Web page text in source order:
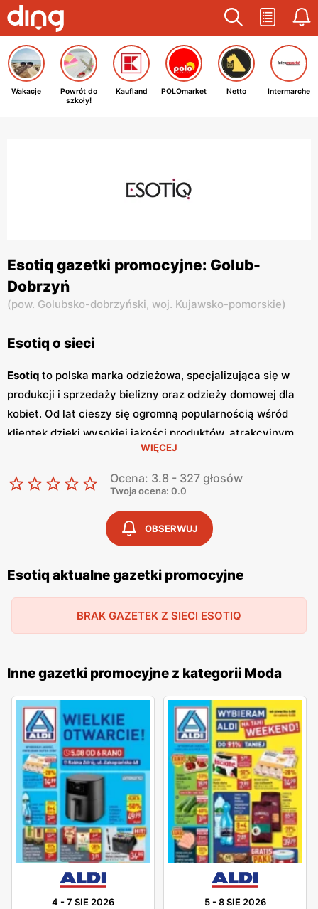
Wakacje
Powrót do
szkoły!
Kaufland POLOmarket Netto Intermarche
Esotiq gazetki promocyjne: Golub-
Dobrzyń
(pow. Golubsko-dobrzyński, woj. Kujawsko-pomorskie)
Esotiq o sieci
Esotiq to polska marka odzieżowa, specjalizująca się w
produkcji i sprzedaży bielizny oraz odzieży domowej dla
kobiet. Od lat cieszy się ogromną popularnością wśród
klientek dzięki wysokiej jakości produktów, atrakcyjnym
oraz nowoczesnym wzorom. Klientki cenią
sobie szeroki wybór, częste promocje oraz dbałość o
detale, które sprawiają, że bielizna
trwała. Jednym z kluczowych elementów strategii
Esotiq są regularnie wydawane
Gazetkite prezentują najnowsze kolekcje,
wyprzedaże oraz specjalne oferty, dzięki czemu klientki
mogą planować swoje zakupy i korzystać z wyjątkowych
papierowej w sklepach, jak i online, co umożliwia łatwy
sprawia, że cieszą się one dużym uznaniem wśród klientek.
Firma stawia na innowacyjność i ciągłe udoskonalanie
swoich wyrobów, co pozwala na oferowanie bielizny, która
jest nie tylko modna, ale także wygodna i trwała. Sklepy
Esotiqsą obecne w całej Polsce, oferując swoje produkty
w licznych placówkach oraz w sklepie internetowym.
Dzięki temu klientki mają łatwy dostęp do szerokiej gamy
bielizny i odzieży domowej, które mogą zakupić w dogodny
dla siebie sposób. Firma kładzie duży nacisk na jakość
obsługi oraz pomoc w wyborze odpowiednich produktów,
co przekłada się na zadowolenie i lojalność klientek.
WIĘCEJ
Ocena: 3.8 - 327 głosów
Twoja ocena: 0.0
OBSERWUJ
Esotiq aktualne gazetki promocyjne
BRAK GAZETEK Z SIECI ESOTIQ
Inne gazetki promocyjne z kategorii Moda
4 -7 SIE 2026 5-8 SIE 2026